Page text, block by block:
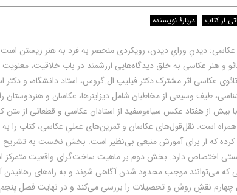
از کتاب دربارۀ نویسنده
عکاسی: دیدنِ ورایِ دیدن، رویکردی منحصر به فرد به هنر زیستن است
و هنر عکاسی به خلق دیدگاه‌هایی ارزشمند در باب خلاقیت،
عکاسی اثر مشترک دکتر فیلیپ ال.گروس‌، استاد دانشگاه، و دکتر
طیف وسیعی از مخاطبان شامل دیزاینرها، عکاسان و هنردوستان
بیش از هفتاد عکس سیاه‌و‌سفید از استادان عکاسی و قطعاتی از متن
است. نقل‌قول‌های عکاسان و تمرین‌های عملیِ عکاسی، کتاب را
کرده که از برای آموزش منبعی بی‌نظیر است. بخش نخست به
اختصاص دارد. بخش دوم بر ماهیت ساخت‌گرای واقعیت
که می‌توانند موجب محدود شدن آگاهی شوند و به راه‌های رهانیدن
نقشِ روش و تحصیلات را بررسی می‌کند و در نهایت فصل پنجم